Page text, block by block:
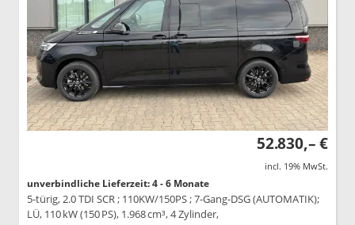
52.830,– €
incl. 19% MwSt.
unverbindliche Lieferzeit: 4 - 6 Monate
5-türig, 2.0 TDI SCR ; 110KW/150PS ; 7-Gang-DSG (AUTOMATIK);
LÜ, 110 kW (150 PS), 1.968 cm³, 4 Zylinder,